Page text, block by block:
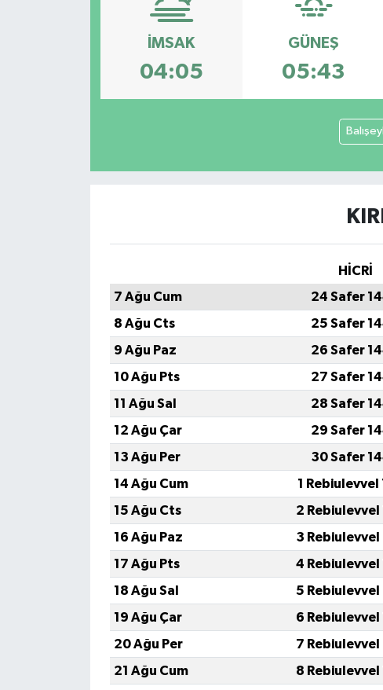
İMSAK
04:05
GÜNEŞ
05:43
HİCRİ
7 Ağu Cum
24 Safer
8 Ağu Cts
25 Safer
9 Ağu Paz
26 Safer
10 Ağu Pts
27 Safer
11 Ağu Sal
28 Safer
12 Ağu Çar
29 Safer
13 Ağu Per
30 Safer
14 Ağu Cum
1 Rebiulevvel
15 Ağu Cts
2 Rebiulevvel
16 Ağu Paz
3 Rebiulevvel
17 Ağu Pts
4 Rebiulevvel
18 Ağu Sal
5 Rebiulevvel
19 Ağu Çar
6 Rebiulevvel
20 Ağu Per
7 Rebiulevvel
21 Ağu Cum
8 Rebiulevvel